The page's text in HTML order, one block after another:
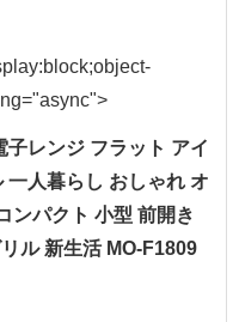
レンジ フラット アイ
一人暮らし おしゃれ オ
ンパクト 小型 前開き
ル 新生活 MO-F1809